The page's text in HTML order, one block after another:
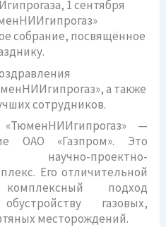
1 сентября
собрание, посвящённое
, а также
сотрудников.
—
ОАО «Газпром». Это
научно-проектно-
Его отличительной
подход
газовых,
месторождений.